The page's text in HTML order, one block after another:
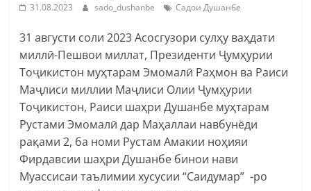
31.08.2023 sado_dushanbe Садои Душанбе
31 августи соли 2023 Асосгузори сулҳу ваҳдати
миллӣ-Пешвои миллат, Президенти Ҷумҳурии
Тоҷикистон муҳтарам Эмомалӣ Раҳмон ва Раиси
Маҷлиси миллии Маҷлиси Олии Ҷумҳурии
Тоҷикистон, Раиси шаҳри Душанбе муҳтарам
Рустами Эмомалӣ дар Маҳаллаи навбунёди
рақами 2, ба номи Рустам Амакии ноҳияи
Фирдавсии шаҳри Душанбе бинои нави
Муассисаи таълимии хусусии “Саидумар” -ро